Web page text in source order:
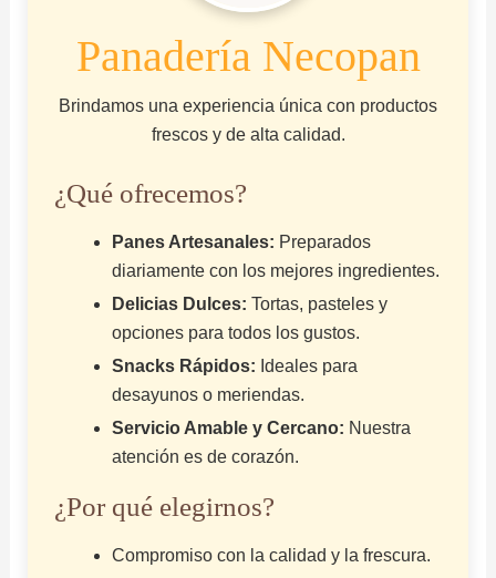
Panadería Necopan
Brindamos una experiencia única con productos
frescos y de alta calidad.
¿Qué ofrecemos?
Panes Artesanales: Preparados
diariamente con los mejores ingredientes.
Delicias Dulces: Tortas, pasteles y
opciones para todos los gustos.
Snacks Rápidos: Ideales para
desayunos o meriendas.
Servicio Amable y Cercano: Nuestra
atención es de corazón.
¿Por qué elegirnos?
Compromiso con la calidad y la frescura.